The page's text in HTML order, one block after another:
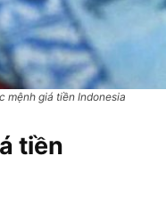
mệnh giá tiền Indonesia
tiền